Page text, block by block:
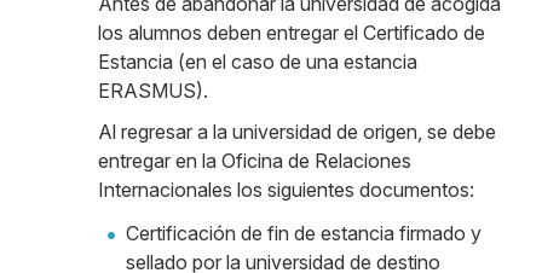
los alumnos deben entregar el Certificado de
Estancia (en el caso de una estancia
ERASMUS).
Al regresar a la universidad de origen, se debe
entregar en la Oficina de Relaciones
Internacionales los siguientes documentos:
Certificación de fin de estancia firmado y
sellado por la universidad de destino